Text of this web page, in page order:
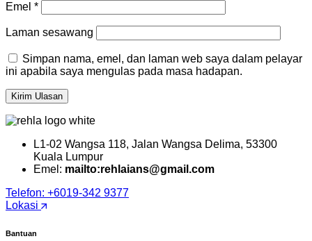
Emel *
Laman sesawang
Simpan nama, emel, dan laman web saya dalam pelayar
ini apabila saya mengulas pada masa hadapan.
Kirim Ulasan
L1-02 Wangsa 118, Jalan Wangsa Delima, 53300
Kuala Lumpur
Emel: mailto:rehlaians@gmail.com
Telefon: +6019-342 9377
Lokasi
Bantuan